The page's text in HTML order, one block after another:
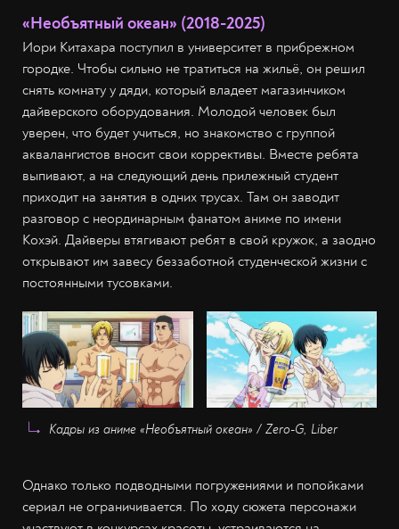
«Необъятный океан» (2018-2025)
Иори Китахара поступил в университет в прибрежном
городке. Чтобы сильно не тратиться на жильё, он решил
снять комнату у дяди, который владеет магазинчиком
дайверского оборудования. Молодой человек был
уверен, что будет учиться, но знакомство с группой
аквалангистов вносит свои коррективы. Вместе ребята
выпивают, а на следующий день прилежный студент
приходит на занятия в одних трусах. Там он заводит
разговор с неординарным фанатом аниме по имени
Кохэй. Дайверы втягивают ребят в свой кружок, а заодно
открывают им завесу беззаботной студенческой жизни с
постоянными тусовками.
Кадры из аниме «Необъятный океан» / Zero-G, Liber
Однако только подводными погружениями и попойками
сериал не ограничивается. По ходу сюжета персонажи